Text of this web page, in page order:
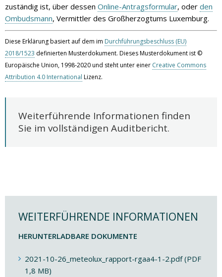
zuständig ist, über dessen Online-Antragsformular, oder den
Ombudsmann, Vermittler des Großherzogtums Luxemburg.
Diese Erklärung basiert auf dem im Durchführungsbeschluss (EU)
2018/1523 definierten Musterdokument. Dieses Musterdokument ist ©
Europäische Union, 1998-2020 und steht unter einer Creative Commons
Attribution 4.0 International Lizenz.
Weiterführende Informationen finden
Sie im vollständigen Auditbericht.
WEITERFÜHRENDE INFORMATIONEN
HERUNTERLADBARE DOKUMENTE
2021-10-26_meteolux_rapport-rgaa4-1-2.pdf (PDF
1,8 MB)